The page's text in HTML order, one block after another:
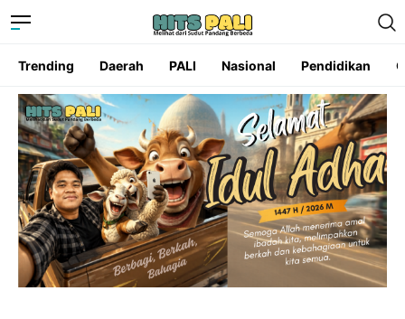
Trending Daerah PALI Nasional Pendidikan